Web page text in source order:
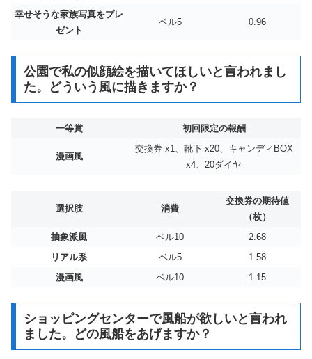
幸せそうな家族写真をプレ
ゼント
ベル5 0.96
公園で私の似顔絵を描いてほしいと言われまし
た。どういう風に描きますか？
一等賞 初回限定の報酬
漫画風
交換券 x1、靴下 x20、キャンディBOX
x4、20ダイヤ
選択肢 消費
交換券の期待値
（枚）
抽象派風
ベル10
2.68
リアル系
ベル5
1.58
漫画風
ベル10 1.15
ショッピングセンターで風船が欲しいと言われ
ました。どの風船をあげますか？